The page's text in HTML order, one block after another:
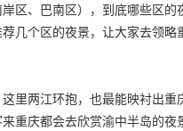
区、巴南区），到底哪些区的
几个区的夜景，让大家去领略
里两江环抱，也最能映衬出重
重庆都会去欣赏渝中半岛的夜